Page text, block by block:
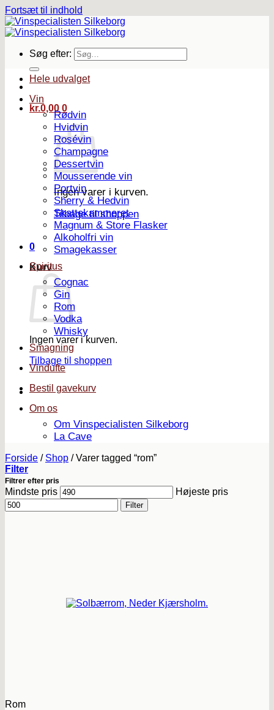
Fortsæt til indhold
Søg efter:
kr.0,00 0
Ingen varer i kurven.
Tilbage til shoppen
0
Kurv
Ingen varer i kurven.
Tilbage til shoppen
Hele udvalget
Vin
Rødvin
Hvidvin
Rosévin
Champagne
Dessertvin
Mousserende vin
Portvin
Sherry & Hedvin
Skattekammeret
Magnum & Store Flasker
Alkoholfri vin
Smagekasser
Spiritus
Cognac
Gin
Rom
Vodka
Whisky
Smagning
Vindufte
Bestil gavekurv
Om os
Om Vinspecialisten Silkeborg
La Cave
Forside / Shop /Varer tagged “rom”
Filter
Filtrer efter pris
Mindste pris Højeste pris
Filter
Rom